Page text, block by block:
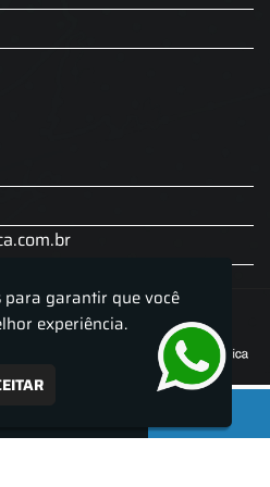
Chopeira
para garantir que você
experiência.